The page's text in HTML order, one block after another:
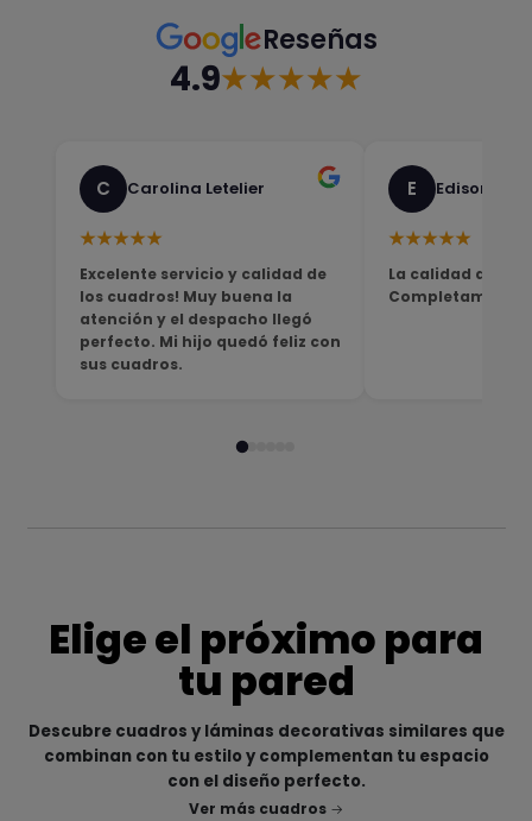
Reseñas
4.9★★★★★
C Carolina Letelier
★★★★★
Excelente servicio y calidad de
los cuadros! Muy buena la
atención y el despacho llegó
perfecto. Mi hijo quedó feliz con
sus cuadros.
E Edison
★★★★★
La calidad del
Completamente
Elige el próximo para
tu pared
Descubre cuadros y láminas decorativas similares que
combinan con tu estilo y complementan tu espacio
con el diseño perfecto.
Ver más cuadros